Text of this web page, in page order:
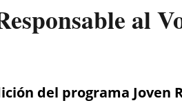
al
del programa Joven